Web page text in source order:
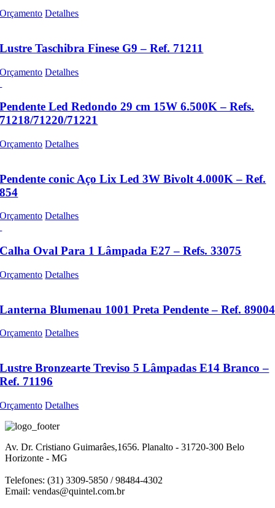
Orçamento Detalhes
Lustre Taschibra Finese G9 – Ref. 71211
Orçamento Detalhes
Pendente Led Redondo 29 cm 15W 6.500K – Refs.
71218/71220/71221
Orçamento Detalhes
Pendente conic Aço Lix Led 3W Bivolt 4.000K – Ref.
854
Orçamento Detalhes
Calha Oval Para 1 Lâmpada E27 – Refs. 33075
Orçamento Detalhes
Lanterna Blumenau 1001 Preta Pendente – Ref. 89004
Orçamento Detalhes
Lustre Bronzearte Treviso 5 Lâmpadas E14 Branco –
Ref. 71196
Orçamento Detalhes
Av. Dr. Cristiano Guimarâes,1656. Planalto - 31720-300 Belo
Horizonte - MG
Telefones: (31) 3309-5850 / 98484-4302
Email: vendas@quintel.com.br